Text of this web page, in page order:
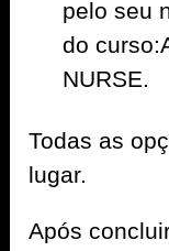
pelo seu
do
NURSE.
Todas as
lugar.
Após